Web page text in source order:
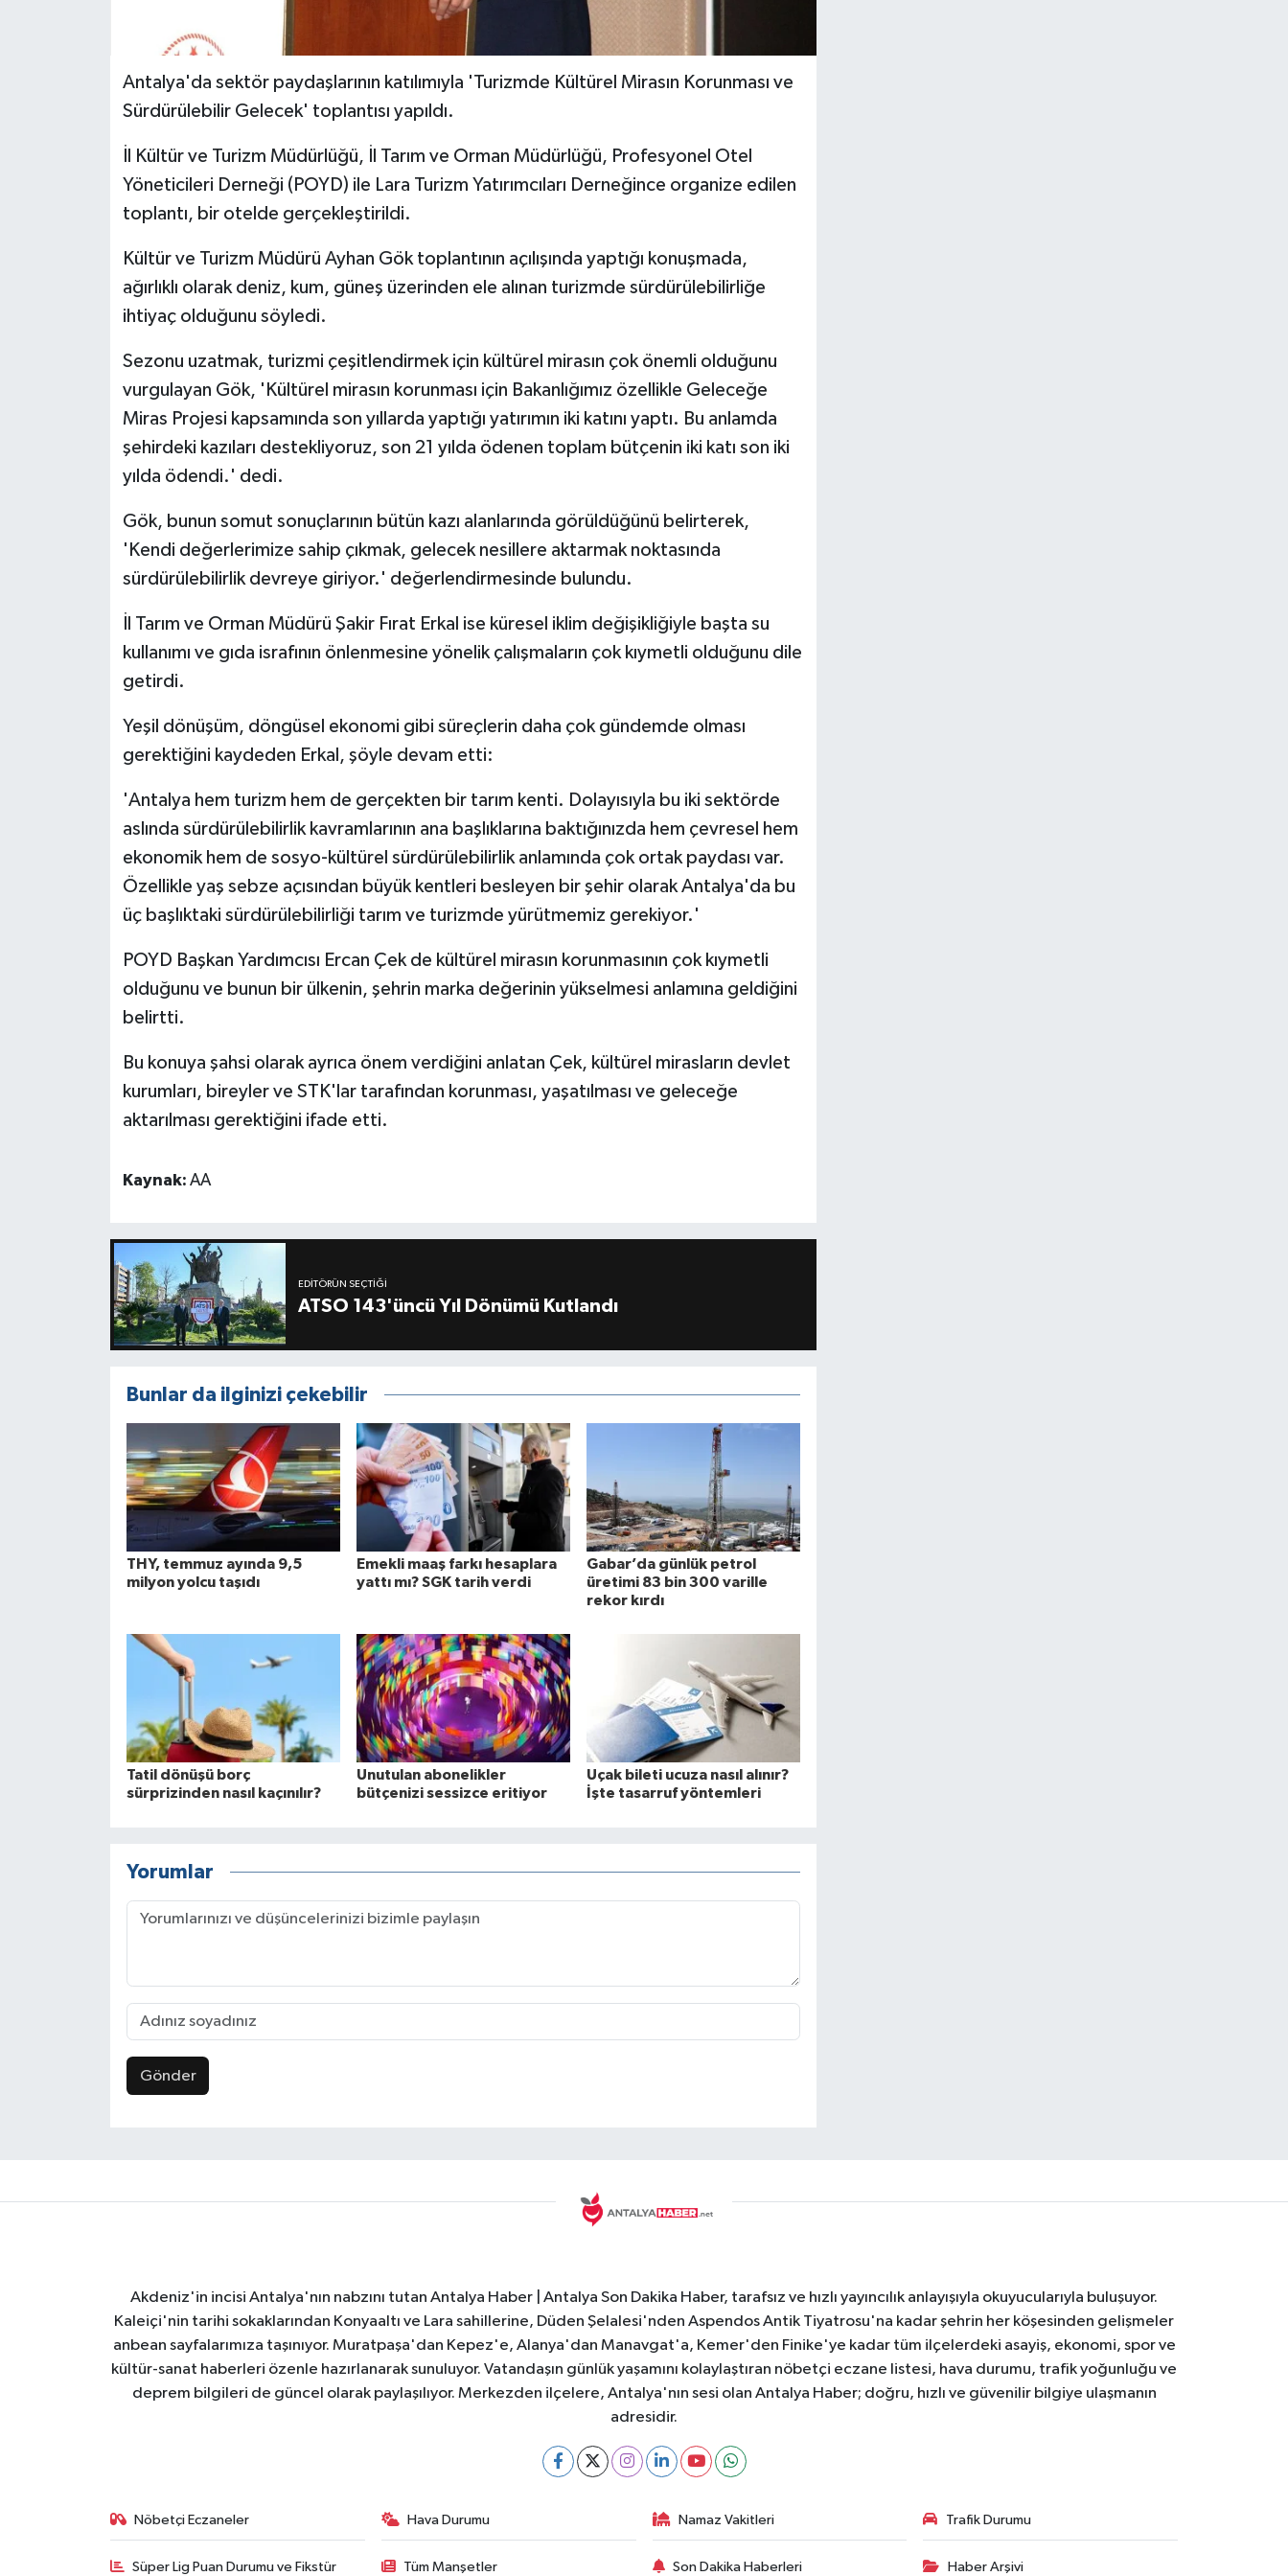
Antalya'da sektör paydaşlarının katılımıyla 'Turizmde Kültürel Mirasın Korunması ve
Sürdürülebilir Gelecek' toplantısı yapıldı.
İl Kültür ve Turizm Müdürlüğü, İl Tarım ve Orman Müdürlüğü, Profesyonel Otel
Yöneticileri Derneği (POYD) ile Lara Turizm Yatırımcıları Derneğince organize edilen
toplantı, bir otelde gerçekleştirildi.
Kültür ve Turizm Müdürü Ayhan Gök toplantının açılışında yaptığı konuşmada,
ağırlıklı olarak deniz, kum, güneş üzerinden ele alınan turizmde sürdürülebilirliğe
ihtiyaç olduğunu söyledi.
Sezonu uzatmak, turizmi çeşitlendirmek için kültürel mirasın çok önemli olduğunu
vurgulayan Gök, 'Kültürel mirasın korunması için Bakanlığımız özellikle Geleceğe
Miras Projesi kapsamında son yıllarda yaptığı yatırımın iki katını yaptı. Bu anlamda
şehirdeki kazıları destekliyoruz, son 21 yılda ödenen toplam bütçenin iki katı son iki
yılda ödendi.' dedi.
Gök, bunun somut sonuçlarının bütün kazı alanlarında görüldüğünü belirterek,
'Kendi değerlerimize sahip çıkmak, gelecek nesillere aktarmak noktasında
sürdürülebilirlik devreye giriyor.' değerlendirmesinde bulundu.
İl Tarım ve Orman Müdürü Şakir Fırat Erkal ise küresel iklim değişikliğiyle başta su
kullanımı ve gıda israfının önlenmesine yönelik çalışmaların çok kıymetli olduğunu dile
getirdi.
Yeşil dönüşüm, döngüsel ekonomi gibi süreçlerin daha çok gündemde olması
gerektiğini kaydeden Erkal, şöyle devam etti:
'Antalya hem turizm hem de gerçekten bir tarım kenti. Dolayısıyla bu iki sektörde
aslında sürdürülebilirlik kavramlarının ana başlıklarına baktığınızda hem çevresel hem
ekonomik hem de sosyo-kültürel sürdürülebilirlik anlamında çok ortak paydası var.
Özellikle yaş sebze açısından büyük kentleri besleyen bir şehir olarak Antalya'da bu
üç başlıktaki sürdürülebilirliği tarım ve turizmde yürütmemiz gerekiyor.'
POYD Başkan Yardımcısı Ercan Çek de kültürel mirasın korunmasının çok kıymetli
olduğunu ve bunun bir ülkenin, şehrin marka değerinin yükselmesi anlamına geldiğini
belirtti.
Bu konuya şahsi olarak ayrıca önem verdiğini anlatan Çek, kültürel mirasların devlet
kurumları, bireyler ve STK'lar tarafından korunması, yaşatılması ve geleceğe
aktarılması gerektiğini ifade etti.
Kaynak: AA
EDITÖRÜN SEÇTIĞI
ATSO 143'üncü Yıl Dönümü Kutlandı
Bunlar da ilginizi çekebilir
THY, temmuz ayında 9,5
milyon yolcu taşıdı
Emekli maaş farkı hesaplara
yattı mı? SGK tarih verdi
Gabar’da günlük petrol
üretimi 83 bin 300 varille
rekor kırdı
Tatil dönüşü borç
sürprizinden nasıl kaçınılır?
Unutulan abonelikler
bütçenizi sessizce eritiyor
Uçak bileti ucuza nasıl alınır?
İşte tasarruf yöntemleri
Yorumlar
Gönder
Akdeniz'in incisi Antalya'nın nabzını tutan Antalya Haber | Antalya Son Dakika Haber, tarafsız ve hızlı yayıncılık anlayışıyla okuyucularıyla buluşuyor.
Kaleiçi'nin tarihi sokaklarından Konyaaltı ve Lara sahillerine, Düden Şelalesi'nden Aspendos Antik Tiyatrosu'na kadar şehrin her köşesinden gelişmeler
anbean sayfalarımıza taşınıyor. Muratpaşa'dan Kepez'e, Alanya'dan Manavgat'a, Kemer'den Finike'ye kadar tüm ilçelerdeki asayiş, ekonomi, spor ve
kültür-sanat haberleri özenle hazırlanarak sunuluyor. Vatandaşın günlük yaşamını kolaylaştıran nöbetçi eczane listesi, hava durumu, trafik yoğunluğu ve
deprem bilgileri de güncel olarak paylaşılıyor. Merkezden ilçelere, Antalya'nın sesi olan Antalya Haber; doğru, hızlı ve güvenilir bilgiye ulaşmanın
adresidir.
Nöbetçi Eczaneler Hava Durumu Namaz Vakitleri Trafik Durumu
Süper Lig Puan Durumu ve Fikstür Tüm Manşetler Son Dakika Haberleri Haber Arşivi